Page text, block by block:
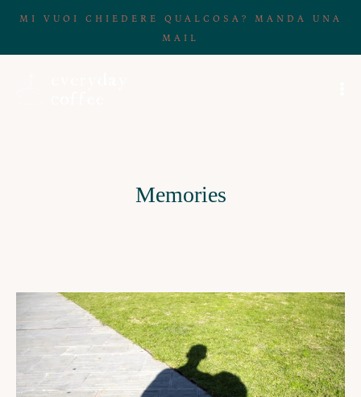
MI VUOI CHIEDERE QUALCOSA? MANDA UNA
MAIL
Memories